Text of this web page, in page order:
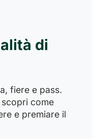
di
fiere e pass.
come
e premiare il